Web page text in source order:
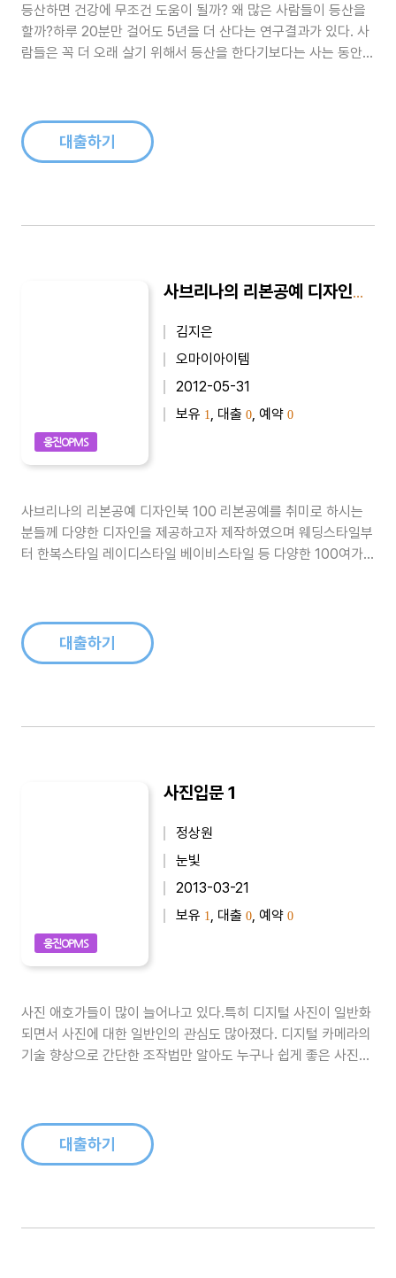
등산하면 건강에 무조건 도움이 될까? 왜 많은 사람들이 등산을
할까?하루 20분만 걸어도 5년을 더 산다는 연구결과가 있다. 사
람들은 꼭 더 오래 살기 위해서 등산을 한다기보다는 사는 동안
운동인 등산을..
대출하기
웅진OPMS
사브리나의 리본공예 디자인북 100
김지은
오마이아이템
2012-05-31
보유 1 , 대출 0 , 예약 0
사브리나의 리본공예 디자인북 100 리본공예를 취미로 하시는
분들께 다양한 디자인을 제공하고자 제작하였으며 웨딩스타일부
터 한복스타일 레이디스타일 베이비스타일 등 다양한 100여가
과 클립핀 45가지 디자인..
대출하기
웅진OPMS
사진입문 1
정상원
눈빛
2013-03-21
보유 1 , 대출 0 , 예약 0
사진 애호가들이 많이 늘어나고 있다.특히 디지털 사진이 일반화
되면서 사진에 대한 일반인의 관심도 많아졌다. 디지털 카메라의
기술 향상으로 간단한 조작법만 알아도 누구나 쉽게 좋은 사진을
분들이 어떤 책을 선택하고 ..
대출하기